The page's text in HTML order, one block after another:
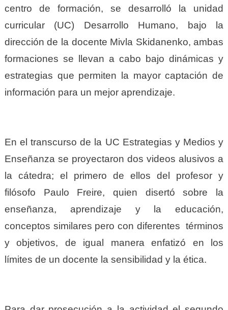
centro de formación, se desarrolló la unidad
curricular (UC) Desarrollo Humano, bajo la
dirección de la docente Mivla Skidanenko, ambas
formaciones se llevan a cabo bajo dinámicas y
estrategias que permiten la mayor captación de
información para un mejor aprendizaje.
En el transcurso de la UC Estrategias y Medios y
Enseñanza se proyectaron dos videos alusivos a
la cátedra; el primero de ellos del profesor y
filósofo Paulo Freire, quien disertó sobre la
enseñanza, aprendizaje y la educación,
conceptos similares pero con diferentes términos
y objetivos, de igual manera enfatizó en los
límites de un docente la sensibilidad y la ética.